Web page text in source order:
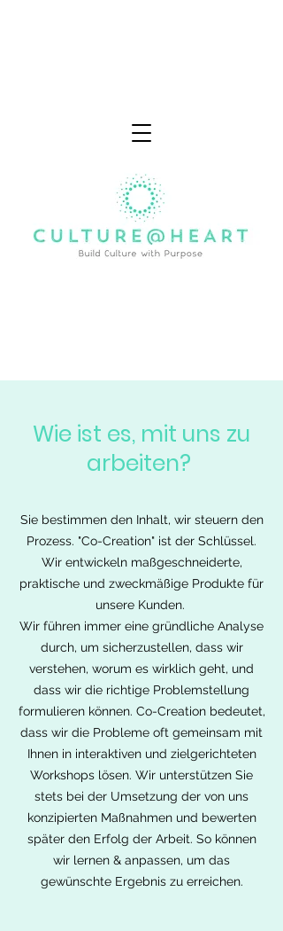
Wie ist es, mit uns zu
arbeiten?
Sie bestimmen den Inhalt, wir steuern den
Prozess. "Co-Creation" ist der Schlüssel.
Wir entwickeln maßgeschneiderte,
praktische und zweckmäßige Produkte für
unsere Kunden.
Wir führen immer eine gründliche Analyse
durch, um sicherzustellen, dass wir
verstehen, worum es wirklich geht, und
dass wir die richtige Problemstellung
formulieren können. Co-Creation bedeutet,
dass wir die Probleme oft gemeinsam mit
Ihnen in interaktiven und zielgerichteten
Workshops lösen. Wir unterstützen Sie
stets bei der Umsetzung der von uns
konzipierten Maßnahmen und bewerten
später den Erfolg der Arbeit. So können
wir lernen & anpassen, um das
gewünschte Ergebnis zu erreichen.